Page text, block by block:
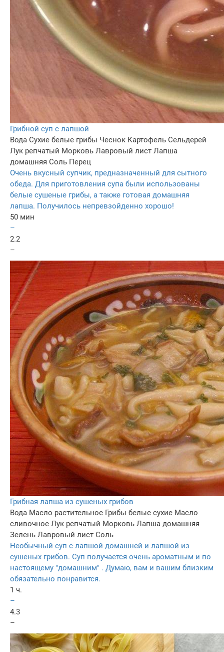
Грибной суп с лапшой
Вода Сухие белые грибы Чеснок Картофель Сельдерей
Лук репчатый Морковь Лавровый лист Лапша
домашняя Соль Перец
Очень вкусный супчик, предназначенный для сытного
обеда. Для приготовления супа были использованы
белые сушеные грибы, а также готовая домашняя
лапша. Получилось непревзойденно хорошо!
50 мин
–
2.2
–
Грибная лапша из сушеных грибов
Вода Масло растительное Грибы белые сухие Масло
сливочное Лук репчатый Морковь Лапша домашняя
Зелень Лавровый лист Соль
Необычный суп с лапшой домашней и лапшой из
сушеных грибов. Суп получается очень ароматным и по
настоящему "домашним" . Думаю, вам и вашим близким
обязательно понравится.
1 ч.
–
4.3
–